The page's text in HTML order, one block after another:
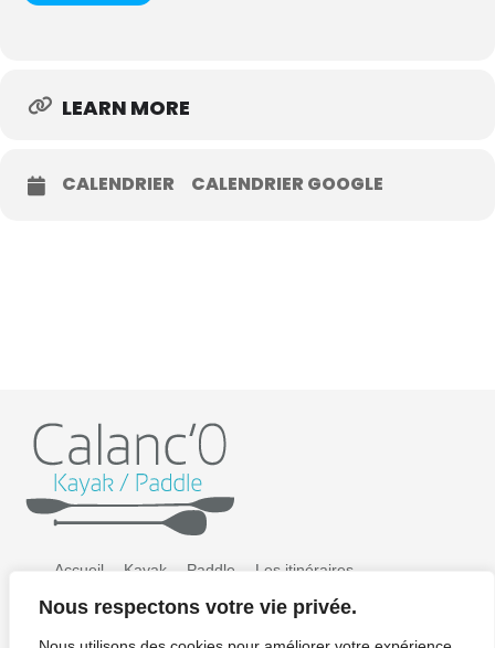
Nous respectons votre vie privée.
LEARN MORE
CALENDRIER CALENDRIER GOOGLE
Accueil Kayak Paddle Les itinéraires
Préparer sa sortie Tarifs Galerie photos